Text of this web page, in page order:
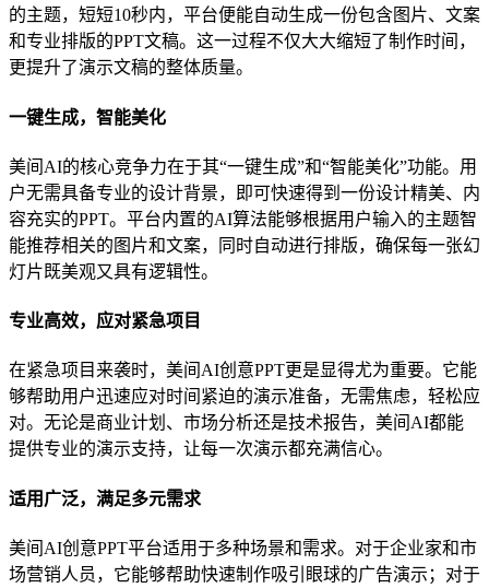
的主题，短短10秒内，平台便能自动生成一份包含图片、文案
和专业排版的PPT文稿。这一过程不仅大大缩短了制作时间，
更提升了演示文稿的整体质量。
一键生成，智能美化
美间AI的核心竞争力在于其“一键生成”和“智能美化”功能。用
户无需具备专业的设计背景，即可快速得到一份设计精美、内
容充实的PPT。平台内置的AI算法能够根据用户输入的主题智
能推荐相关的图片和文案，同时自动进行排版，确保每一张幻
灯片既美观又具有逻辑性。
专业高效，应对紧急项目
在紧急项目来袭时，美间AI创意PPT更是显得尤为重要。它能
够帮助用户迅速应对时间紧迫的演示准备，无需焦虑，轻松应
对。无论是商业计划、市场分析还是技术报告，美间AI都能
提供专业的演示支持，让每一次演示都充满信心。
适用广泛，满足多元需求
美间AI创意PPT平台适用于多种场景和需求。对于企业家和市
场营销人员，它能够帮助快速制作吸引眼球的广告演示；对于